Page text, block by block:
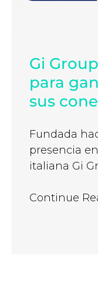
Gi
para
sus
Fundada
presencia
italiana Gi
Continue